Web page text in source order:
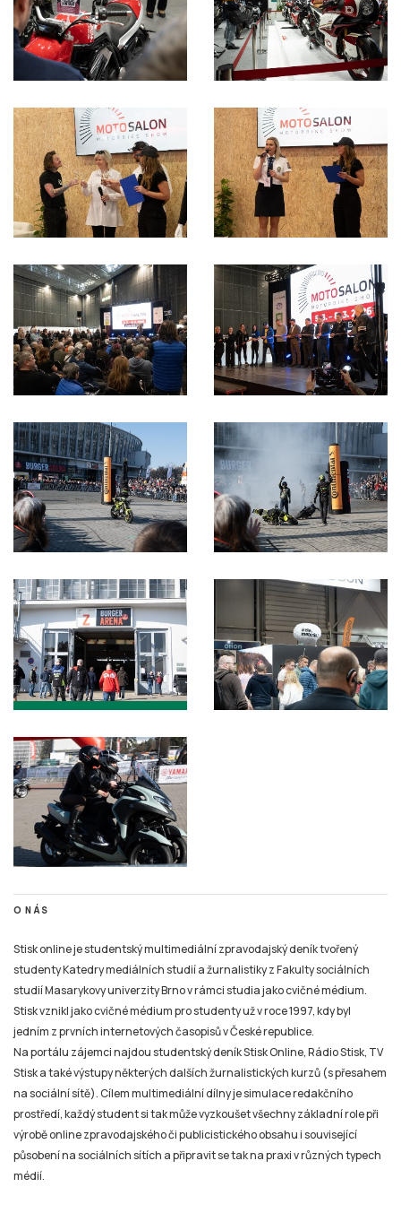
O NÁS
Stisk online je studentský multimediální zpravodajský deník tvořený
studenty Katedry mediálních studií a žurnalistiky z Fakulty sociálních
studií Masarykovy univerzity Brno v rámci studia jako cvičné médium.
Stisk vznikl jako cvičné médium pro studenty už v roce 1997, kdy byl
jedním z prvních internetových časopisů v České republice.
Na portálu zájemci najdou studentský deník Stisk Online, Rádio Stisk, TV
Stisk a také výstupy některých dalších žurnalistických kurzů (s přesahem
na sociální sítě). Cílem multimediální dílny je simulace redakčního
prostředí, každý student si tak může vyzkoušet všechny základní role při
výrobě online zpravodajského či publicistického obsahu i související
působení na sociálních sítích a připravit se tak na praxi v různých typech
médií.